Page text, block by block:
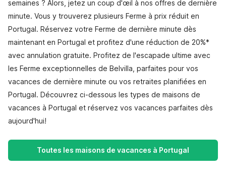
semaines ? Alors, jetez un coup d'œil à nos offres de dernière
minute. Vous y trouverez plusieurs Ferme à prix réduit en
Portugal. Réservez votre Ferme de dernière minute dès
maintenant en Portugal et profitez d'une réduction de 20%*
avec annulation gratuite. Profitez de l'escapade ultime avec
les Ferme exceptionnelles de Belvilla, parfaites pour vos
vacances de dernière minute ou vos retraites planifiées en
Portugal. Découvrez ci-dessous les types de maisons de
vacances à Portugal et réservez vos vacances parfaites dès
aujourd'hui!
Toutes les maisons de vacances à Portugal